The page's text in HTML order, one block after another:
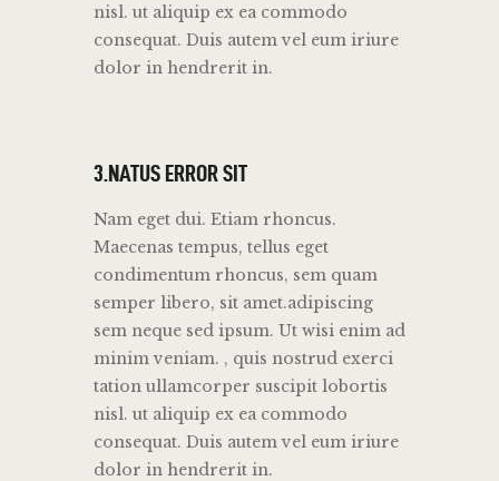
nisl. ut aliquip ex ea commodo
consequat. Duis autem vel eum iriure
dolor in hendrerit in.
3.NATUS ERROR SIT
Nam eget dui. Etiam rhoncus.
Maecenas tempus, tellus eget
condimentum rhoncus, sem quam
semper libero, sit amet.adipiscing
sem neque sed ipsum. Ut wisi enim ad
minim veniam. , quis nostrud exerci
tation ullamcorper suscipit lobortis
nisl. ut aliquip ex ea commodo
consequat. Duis autem vel eum iriure
dolor in hendrerit in.